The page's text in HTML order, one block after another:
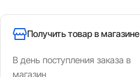
Получить товар в магазине
В день поступления заказа в
магазин